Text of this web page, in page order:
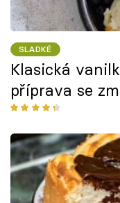
SLADKÉ
Klasická
příprava se